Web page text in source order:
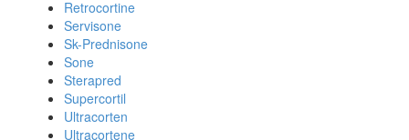
Retrocortine
Servisone
Sk-Prednisone
Sone
Sterapred
Supercortil
Ultracorten
Ultracortene